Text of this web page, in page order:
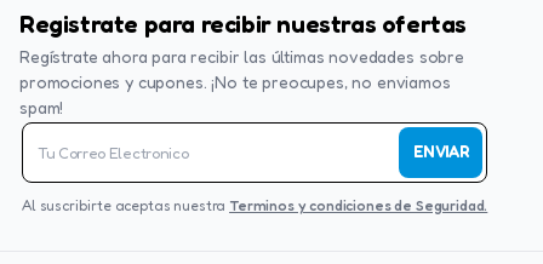
Registrate para recibir nuestras ofertas
Regístrate ahora para recibir las últimas novedades sobre
promociones y cupones. ¡No te preocupes, no enviamos
spam!
ENVIAR
Al suscribirte aceptas nuestra Terminos y condiciones de Seguridad.